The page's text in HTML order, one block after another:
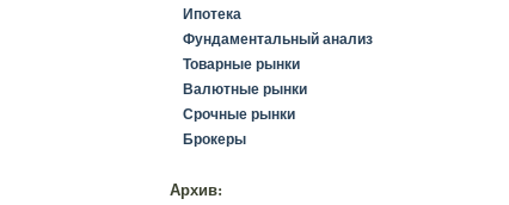
Ипотека
Фундаментальный анализ
Товарные рынки
Валютные рынки
Срочные рынки
Брокеры
Архив: